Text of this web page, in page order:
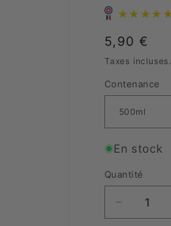
Prix
habituel
5,90 €
Taxes incluses.
Contenance
En stock
Quantité
Réduire
la